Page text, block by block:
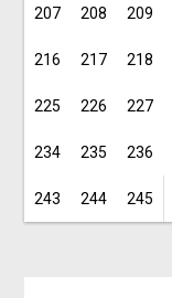
207 208 209
216 217 218
225 226 227
234 235 236
243 244 245